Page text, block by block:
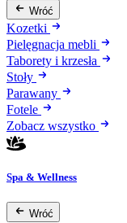
Wróć
Kozetki
Pielęgnacja mebli
Taborety i krzesła
Stoły
Parawany
Fotele
Zobacz wszystko
Spa & Wellness
Wróć